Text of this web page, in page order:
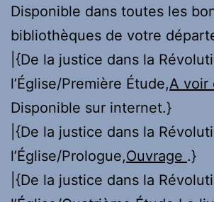
Disponible dans toutes les
bibliothèques de votre
|{De la justice dans la
l’Église/Première Étude,A voir
Disponible sur internet.}
|{De la justice dans la
l’Église/Prologue,Ouvrage .}
|{De la justice dans la